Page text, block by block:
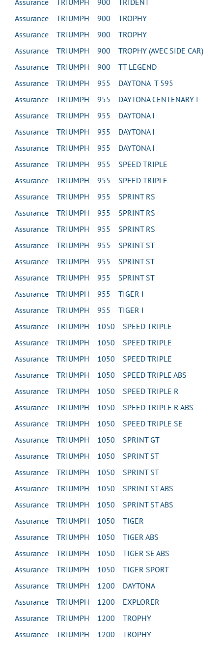
Assurance TRIUMPH 900 TRIDENT
Assurance TRIUMPH 900 TROPHY
Assurance TRIUMPH 900 TROPHY
Assurance TRIUMPH 900 TROPHY (AVEC SIDE CAR)
Assurance TRIUMPH 900 TT LEGEND
Assurance TRIUMPH 955 DAYTONA T 595
Assurance TRIUMPH 955 DAYTONA CENTENARY I
Assurance TRIUMPH 955 DAYTONA I
Assurance TRIUMPH 955 DAYTONA I
Assurance TRIUMPH 955 DAYTONA I
Assurance TRIUMPH 955 SPEED TRIPLE
Assurance TRIUMPH 955 SPEED TRIPLE
Assurance TRIUMPH 955 SPRINT RS
Assurance TRIUMPH 955 SPRINT RS
Assurance TRIUMPH 955 SPRINT RS
Assurance TRIUMPH 955 SPRINT ST
Assurance TRIUMPH 955 SPRINT ST
Assurance TRIUMPH 955 SPRINT ST
Assurance TRIUMPH 955 TIGER I
Assurance TRIUMPH 955 TIGER I
Assurance TRIUMPH 1050 SPEED TRIPLE
Assurance TRIUMPH 1050 SPEED TRIPLE
Assurance TRIUMPH 1050 SPEED TRIPLE
Assurance TRIUMPH 1050 SPEED TRIPLE ABS
Assurance TRIUMPH 1050 SPEED TRIPLE R
Assurance TRIUMPH 1050 SPEED TRIPLE R ABS
Assurance TRIUMPH 1050 SPEED TRIPLE SE
Assurance TRIUMPH 1050 SPRINT GT
Assurance TRIUMPH 1050 SPRINT ST
Assurance TRIUMPH 1050 SPRINT ST
Assurance TRIUMPH 1050 SPRINT ST ABS
Assurance TRIUMPH 1050 SPRINT ST ABS
Assurance TRIUMPH 1050 TIGER
Assurance TRIUMPH 1050 TIGER ABS
Assurance TRIUMPH 1050 TIGER SE ABS
Assurance TRIUMPH 1050 TIGER SPORT
Assurance TRIUMPH 1200 DAYTONA
Assurance TRIUMPH 1200 EXPLORER
Assurance TRIUMPH 1200 TROPHY
Assurance TRIUMPH 1200 TROPHY